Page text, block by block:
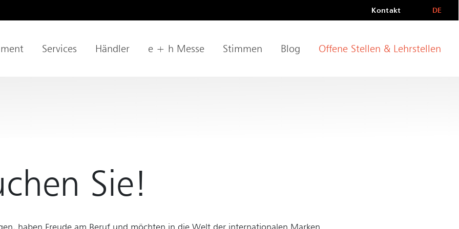
Lehrstellen Kontakt DE
Services Händler e + h Messe Stimmen Blog Offene Stellen & Lehrstellen
Sie!
haben Freude am Beruf und möchten in die Welt der internationalen Marken